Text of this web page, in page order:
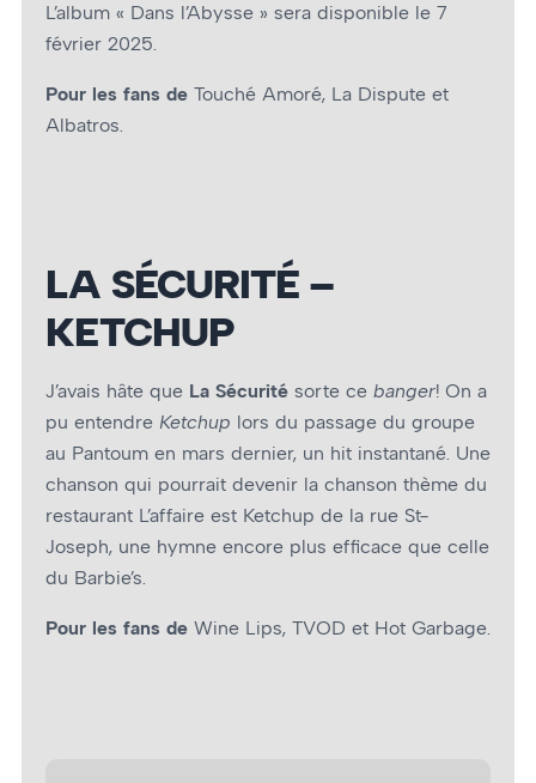
L’album « Dans l’Abysse » sera disponible le 7
février 2025.
Pour les fans de Touché Amoré, La Dispute et
Albatros.
LA SÉCURITÉ –
KETCHUP
J’avais hâte que La Sécurité sorte ce banger! On a
pu entendre Ketchup lors du passage du groupe
au Pantoum en mars dernier, un hit instantané. Une
chanson qui pourrait devenir la chanson thème du
restaurant L’affaire est Ketchup de la rue St-
Joseph, une hymne encore plus efficace que celle
du Barbie’s.
Pour les fans de Wine Lips, TVOD et Hot Garbage.